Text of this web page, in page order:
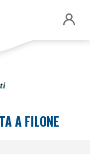
A FILONE